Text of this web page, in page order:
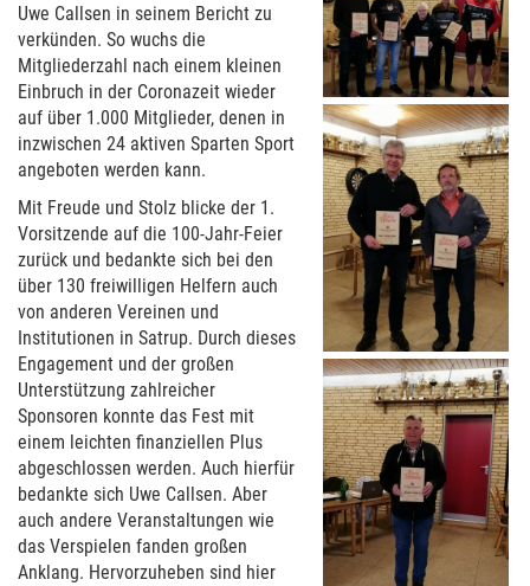
Uwe Callsen in seinem Bericht zu
verkünden. So wuchs die
Mitgliederzahl nach einem kleinen
Einbruch in der Coronazeit wieder
auf über 1.000 Mitglieder, denen in
inzwischen 24 aktiven Sparten Sport
angeboten werden kann.
Mit Freude und Stolz blicke der 1.
Vorsitzende auf die 100-Jahr-Feier
zurück und bedankte sich bei den
über 130 freiwilligen Helfern auch
von anderen Vereinen und
Institutionen in Satrup. Durch dieses
Engagement und der großen
Unterstützung zahlreicher
Sponsoren konnte das Fest mit
einem leichten finanziellen Plus
abgeschlossen werden. Auch hierfür
bedankte sich Uwe Callsen. Aber
auch andere Veranstaltungen wie
das Verspielen fanden großen
Anklang. Hervorzuheben sind hier